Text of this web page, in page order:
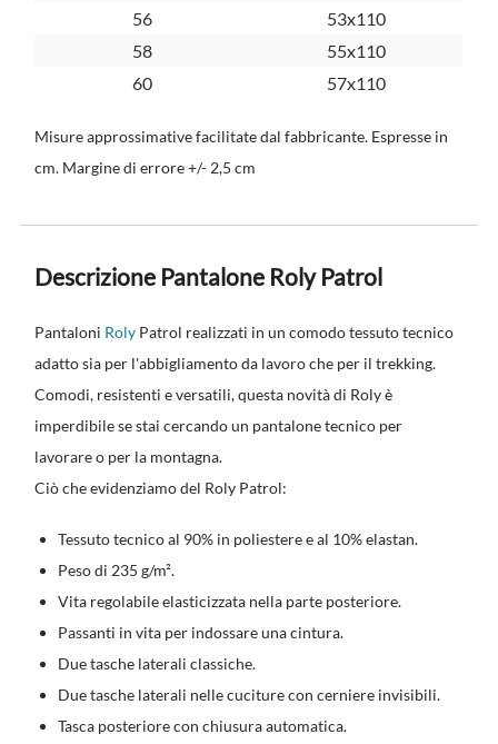
56
53x110
58
55x110
60
57x110
Misure approssimative facilitate dal fabbricante. Espresse in
cm. Margine di errore +/- 2,5 cm
Descrizione Pantalone Roly Patrol
Pantaloni Roly Patrol realizzati in un comodo tessuto tecnico
adatto sia per l'abbigliamento da lavoro che per il trekking.
Comodi, resistenti e versatili, questa novità di Roly è
imperdibile se stai cercando un pantalone tecnico per
lavorare o per la montagna.
Ciò che evidenziamo del Roly Patrol:
Tessuto tecnico al 90% in poliestere e al 10% elastan.
Peso di 235 g/m².
Vita regolabile elasticizzata nella parte posteriore.
Passanti in vita per indossare una cintura.
Due tasche laterali classiche.
Due tasche laterali nelle cuciture con cerniere invisibili.
Tasca posteriore con chiusura automatica.